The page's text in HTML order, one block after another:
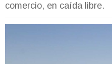
comercio, en caída libre.